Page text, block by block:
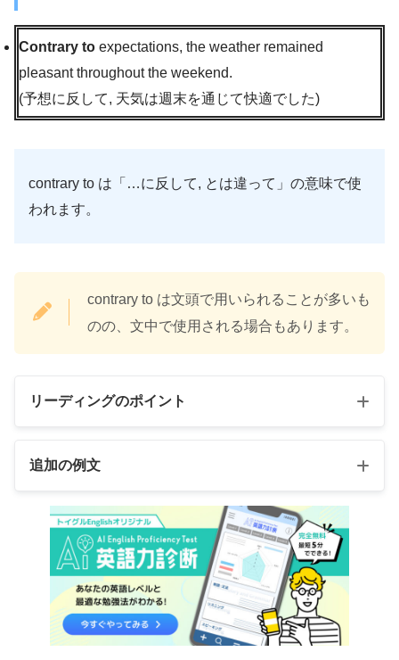
Contrary to expectations, the weather remained
pleasant throughout the weekend.
(予想に反して, 天気は週末を通じて快適でした)
contrary to は「…に反して, とは違って」の意味で使
われます。
contrary to は文頭で用いられることが多いも
のの、文中で使用される場合もあります。
リーディングのポイント
Despite the forecasted downturn in the market, the
company,contrary toinitial projections, experienced a
substantial increase in its quarterly profits due to a
strategic diversification of its product line.
(市場の低迷の予測にかかわらず, その会社は, 当初の予測
に反して, 製品ラインナップの戦略的多様化により, 四半期
追加の例文
Contrary topopular belief, Albert Einstein did not fail
(一般に信じられていることとは反対に, アインシュタイン
は数学で落第したわけではありません)
Contrary toofficial predictions of economic decline, the